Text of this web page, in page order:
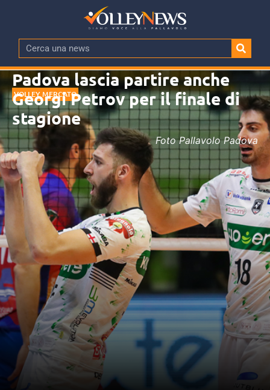
VOLLEY MERCATO
Padova lascia partire anche
Georgi Petrov per il finale di
stagione
Foto Pallavolo Padova